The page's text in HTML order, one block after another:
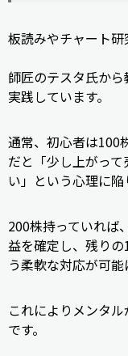
板読みやチャート研
師匠のテスタ氏か
実践しています。
通常、初心者は100
だと「少し上がっ
い」という心理に陥
200株持っていれば
益を確定し、残り
う柔軟な対応が可能
これによりメンタ
です。